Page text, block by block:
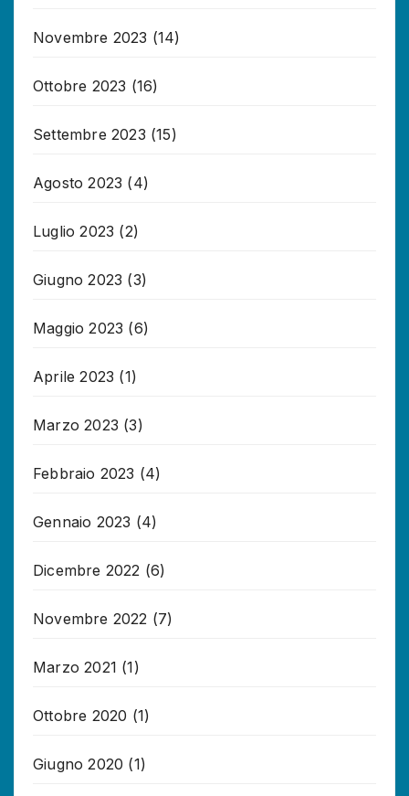
Novembre 2023 (14)
Ottobre 2023 (16)
Settembre 2023 (15)
Agosto 2023 (4)
Luglio 2023 (2)
Giugno 2023 (3)
Maggio 2023 (6)
Aprile 2023 (1)
Marzo 2023 (3)
Febbraio 2023 (4)
Gennaio 2023 (4)
Dicembre 2022 (6)
Novembre 2022 (7)
Marzo 2021 (1)
Ottobre 2020 (1)
Giugno 2020 (1)